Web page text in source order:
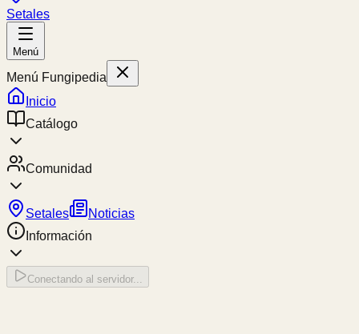
Setales
Menú
Menú Fungipedia
Inicio
Catálogo
Comunidad
Setales
Noticias
Información
Conectando al servidor...